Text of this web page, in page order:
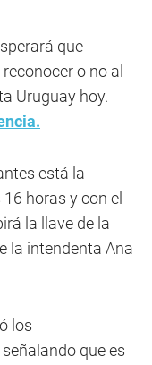
que
o no al
Uruguay hoy.
está la
horas y con el
la llave de la
la intendenta Ana
los
que es